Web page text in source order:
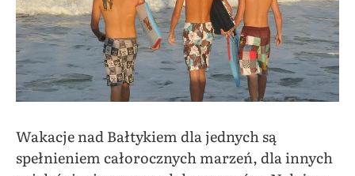
Wakacje nad Bałtykiem dla jednych są
spełnieniem całorocznych marzeń, dla innych